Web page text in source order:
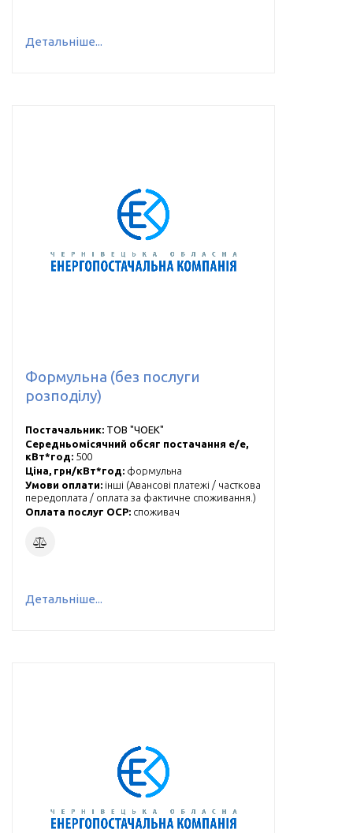
Детальніше...
Формульна (без послуги
розподілу)
Постачальник: ТОВ "ЧОЕК"
Середньомісячний обсяг постачання е/е,
кВт*год: 500
Ціна, грн/кВт*год: формульна
Умови оплати: інші (Авансові платежі / часткова
передоплата / оплата за фактичне споживання. )
Оплата послуг ОСР: cпоживач
Детальніше...